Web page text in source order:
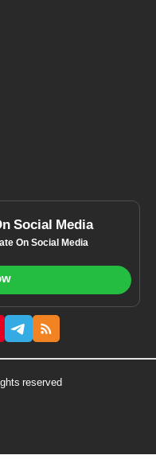
Social Media
On Social Media
reserved